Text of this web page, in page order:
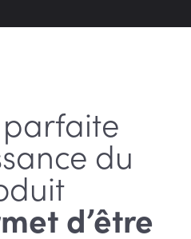
parfaite
du
d’être